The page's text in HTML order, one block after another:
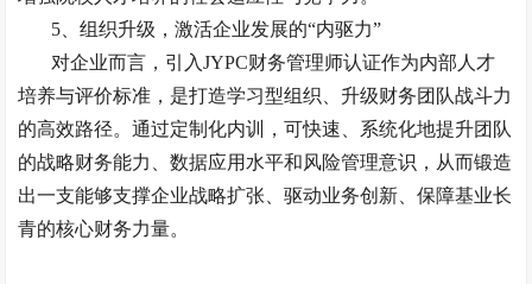
5、组织升级，激活企业发展的“内驱力”
对企业而言，引入JYPC财务管理师认证作为内部人才
培养与评价标准，是打造学习型组织、升级财务团队战斗力
的高效路径。通过定制化内训，可快速、系统化地提升团队
的战略财务能力、数据应用水平和风险管理意识，从而锻造
出一支能够支撑企业战略扩张、驱动业务创新、保障基业长
青的核心财务力量。